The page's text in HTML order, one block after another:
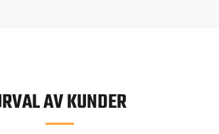
AV KUNDER